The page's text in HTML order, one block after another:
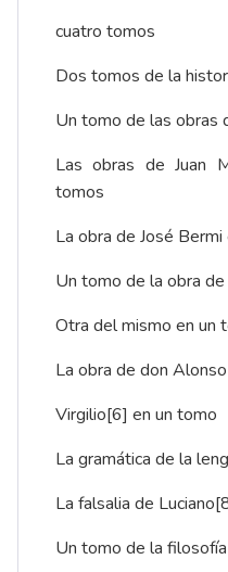
cuatro tomos
Dos tomos de la
Un tomo de las obras
Las obras de Juan
tomos
La obra de José
Un tomo de la obra
Otra del mismo en un
La obra de don
Virgilio[6] en un tomo
La gramática de la
La falsalia de Luciano
Un tomo de la